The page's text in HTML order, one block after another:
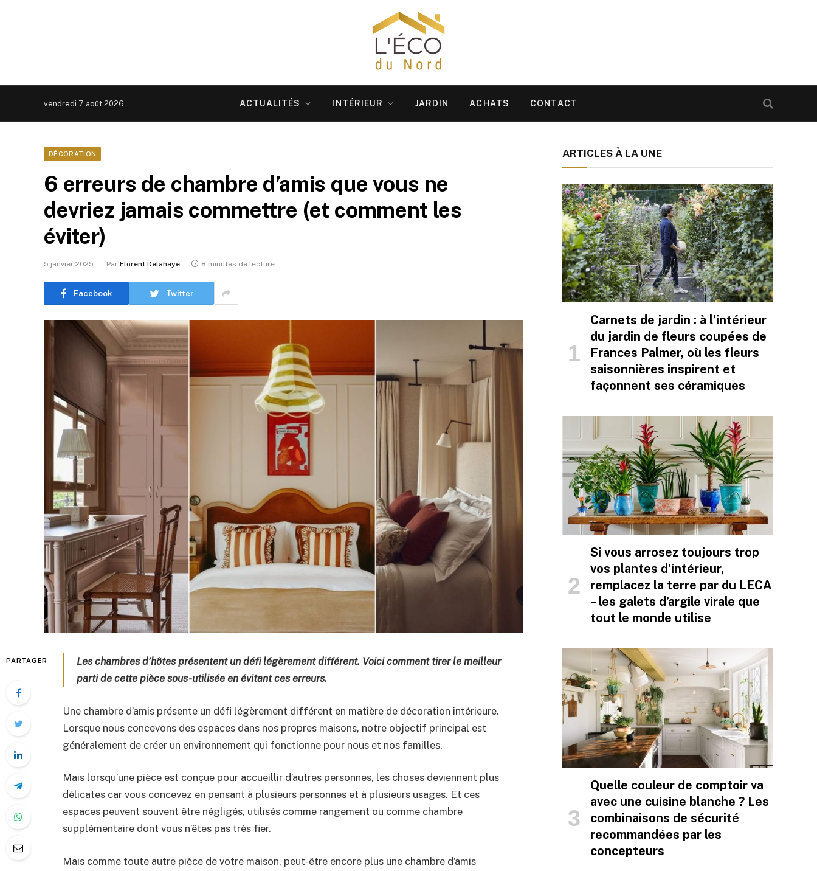
vendredi 7 août 2026 ACTUALITÉS INTÉRIEUR JARDIN ACHATS CONTACT
DÉCORATION
6 erreurs de chambre d’amis que vous ne
devriez jamais commettre (et comment les
éviter)
5 janvier 2025 Par Florent Delahaye 8 minutes de lecture
Facebook Twitter
PARTAGER
Les chambres d’hôtes présentent un défi légèrement différent. Voici comment tirer le meilleur
parti de cette pièce sous-utilisée en évitant ces erreurs.
Une chambre d’amis présente un défi légèrement différent en matière de décoration intérieure.
Lorsque nous concevons des espaces dans nos propres maisons, notre objectif principal est
généralement de créer un environnement qui fonctionne pour nous et nos familles.
Mais lorsqu’une pièce est conçue pour accueillir d’autres personnes, les choses deviennent plus
délicates car vous concevez en pensant à plusieurs personnes et à plusieurs usages. Et ces
espaces peuvent souvent être négligés, utilisés comme rangement ou comme chambre
supplémentaire dont vous n’êtes pas très fier.
Mais comme toute autre pièce de votre maison, peut-être encore plus une chambre d’amis
ARTICLES À LA UNE
Carnets de jardin : à l’intérieur
du jardin de fleurs coupées de
Frances Palmer, où les fleurs
saisonnières inspirent et
façonnent ses céramiques
Si vous arrosez toujours trop
vos plantes d’intérieur,
remplacez la terre par du LECA
– les galets d’argile virale que
tout le monde utilise
Quelle couleur de comptoir va
avec une cuisine blanche ? Les
combinaisons de sécurité
recommandées par les
concepteurs